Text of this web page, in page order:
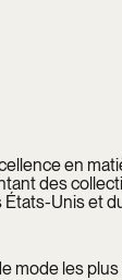
en
des
Unis et
mode les